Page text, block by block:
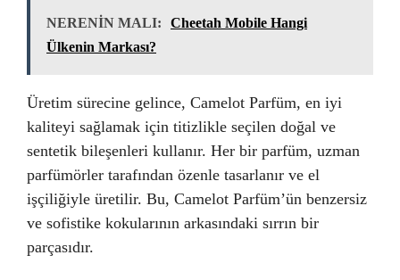
NERENİN MALI:
Cheetah Mobile Hangi
Ülkenin Markası?
Üretim sürecine gelince, Camelot Parfüm, en iyi
kaliteyi sağlamak için titizlikle seçilen doğal ve
sentetik bileşenleri kullanır. Her bir parfüm, uzman
parfümörler tarafından özenle tasarlanır ve el
işçiliğiyle üretilir. Bu, Camelot Parfüm’ün benzersiz
ve sofistike kokularının arkasındaki sırrın bir
parçasıdır.